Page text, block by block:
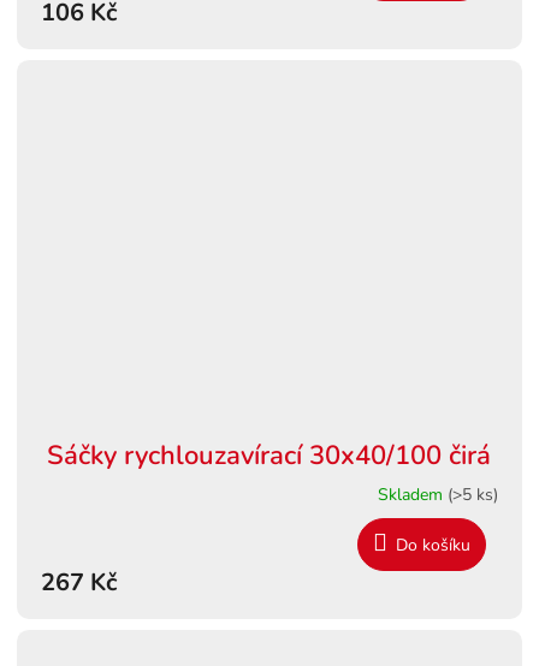
106 Kč
Sáčky rychlouzavírací 30x40/100 čirá
Skladem (>5 ks)
267 Kč
Do košíku